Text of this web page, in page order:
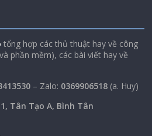
tổng hợp các thủ thuật hay về công
phần mềm), các bài viết hay về
– Zalo: 0369906518 (a. Huy)
Tân Tạo A, Bình Tân